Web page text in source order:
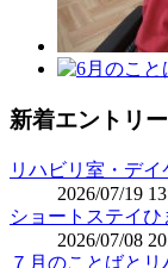
新着エントリー
リハビリ室・デ
2026/07/19
ショートステイ
2026/07/08
７月のことばと